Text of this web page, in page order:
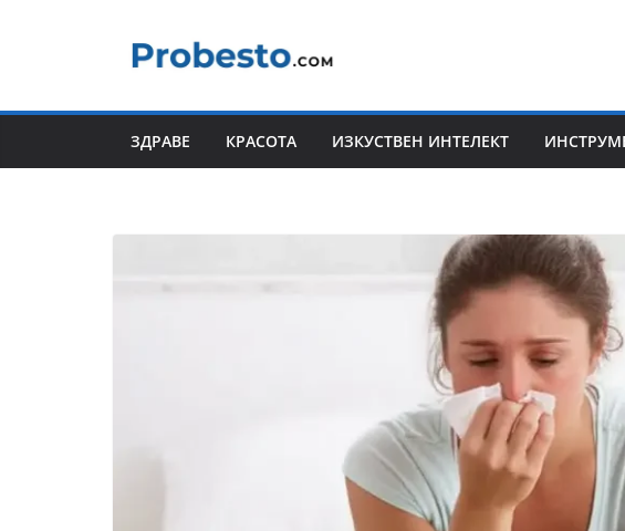
ЗДРАВЕ КРАСОТА ИЗКУСТВЕН ИНТЕЛЕКТ